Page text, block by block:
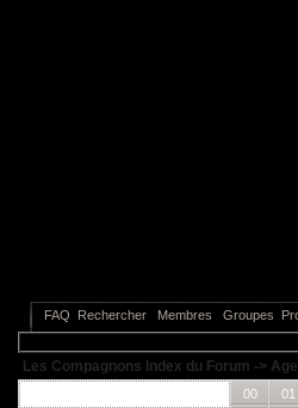
FAQ Rechercher Membres Groupes
Les Compagnons Index du Forum ->
00 01